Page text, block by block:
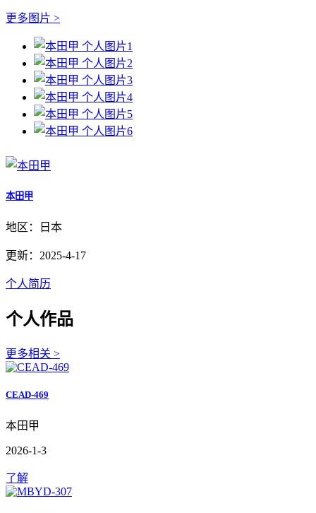
更多图片 >
本田甲
地区：日本
更新：2025-4-17
个人简历
个人作品
更多相关 >
CEAD-469
本田甲
2026-1-3
了解